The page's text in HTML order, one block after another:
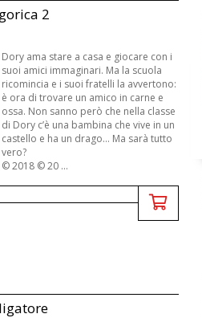
2
Dory ama stare a casa e giocare con i
suoi amici immaginari. Ma la scuola
ricomincia e i suoi fratelli la avvertono:
è ora di trovare un amico in carne e
ossa. Non sanno però che nella classe
di Dory c’è una bambina che vive in un
castello e ha un drago… Ma sarà tutto
vero?
© 2018 © 20 ...